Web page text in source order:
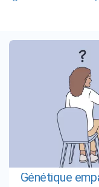
Génétique